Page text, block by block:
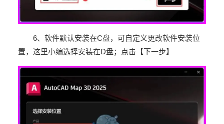
6、软件默认安装在C盘，可自定义更改软件安装位
置，这里小编选择安装在D盘；点击【下一步】